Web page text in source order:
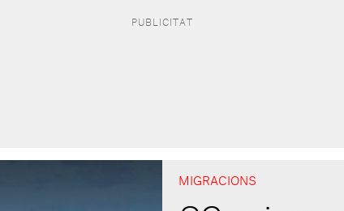
MIGRACIONS